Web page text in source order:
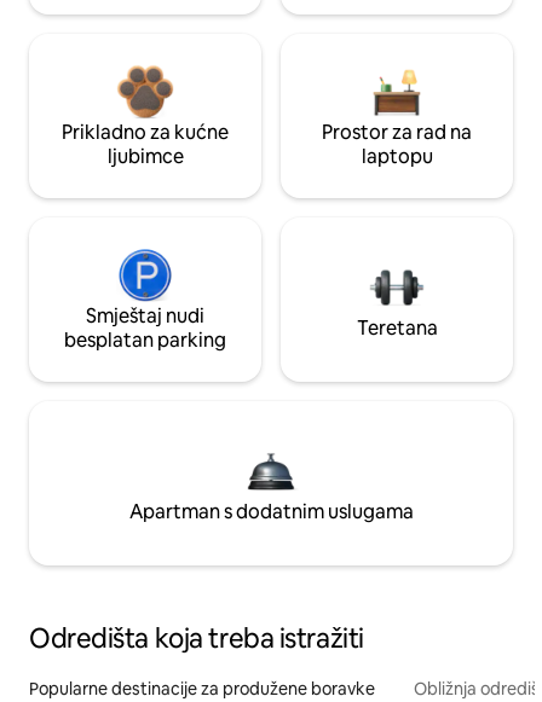
Prikladno za kućne
ljubimce
Prostor za rad na
laptopu
Smještaj nudi
besplatan parking
Teretana
Apartman s dodatnim uslugama
Odredišta koja treba istražiti
Popularne destinacije za produžene boravke Obližnja